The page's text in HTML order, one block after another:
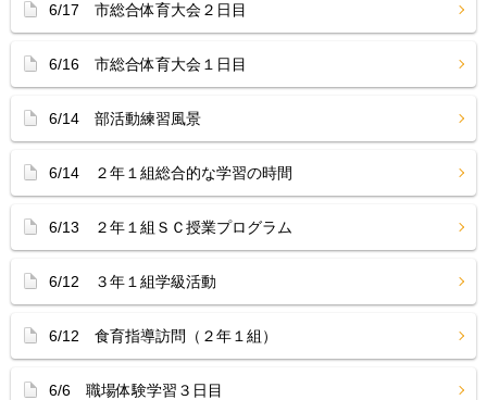
6/17 市総合体育大会２日目
6/16 市総合体育大会１日目
6/14 部活動練習風景
6/14 ２年１組総合的な学習の時間
6/13 ２年１組ＳＣ授業プログラム
6/12 ３年１組学級活動
6/12 食育指導訪問（２年１組）
6/6 職場体験学習３日目